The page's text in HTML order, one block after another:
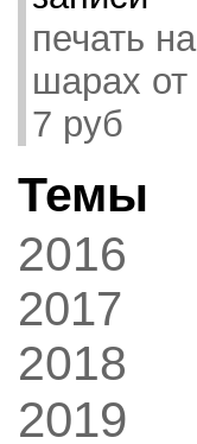
печать на
шарах от
7 руб
Темы
2016
2017
2018
2019